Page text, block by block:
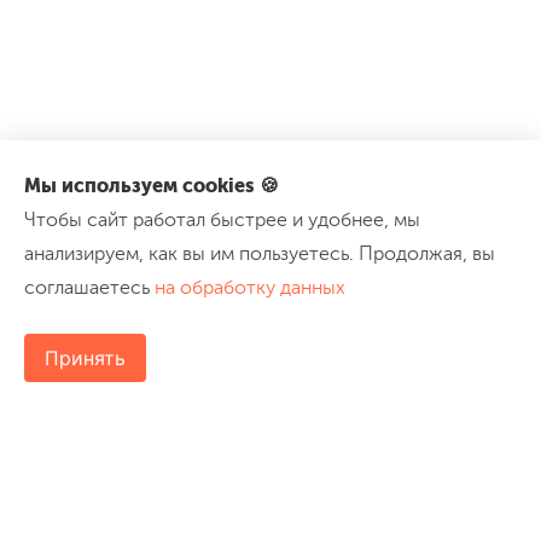
Мы используем cookies 🍪
Чтобы сайт работал быстрее и удобнее, мы
анализируем, как вы им пользуетесь. Продолжая, вы
соглашаетесь на обработку данных
Принять